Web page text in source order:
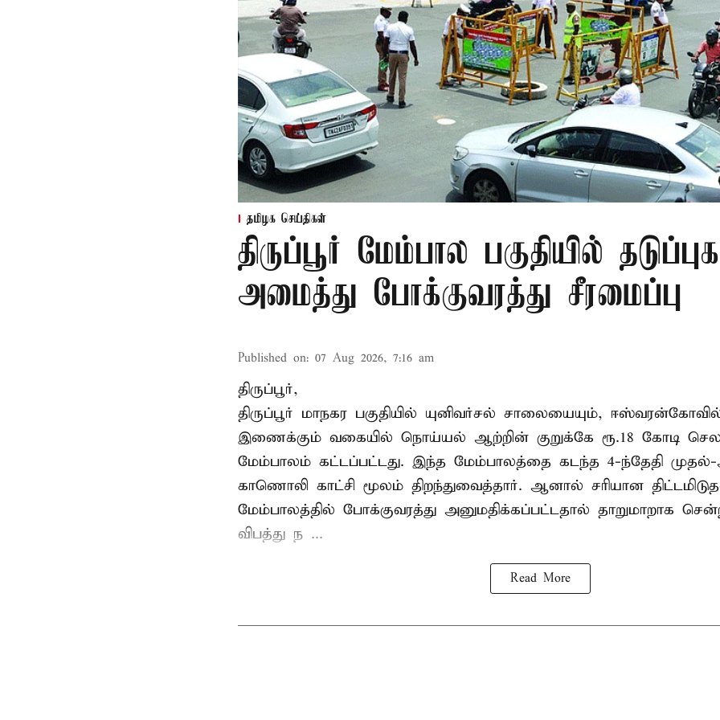
தமிழக செய்திகள்
திருப்பூர் மேம்பால பகுதியில்
அமைத்து போக்குவரத்து சீரமைப்பு
Published on: 07 Aug 2026, 7:16 am
திருப்பூர்,
திருப்பூர் மாநகர பகுதியில் யுனிவர்சல் சாலையையும்,
இணைக்கும் வகையில் நொய்யல் ஆற்றின் குறுக்கே ரூ.18 கோடி
மேம்பாலம் கட்டப்பட்டது. இந்த மேம்பாலத்தை கடந்த 4-ந்தேதி
காணொலி காட்சி மூலம் திறந்துவைத்தார். ஆனால் சரியான
மேம்பாலத்தில் போக்குவரத்து அனுமதிக்கப்பட்டதால் தாறுமாறாக
விபத்து ந ...
Read More